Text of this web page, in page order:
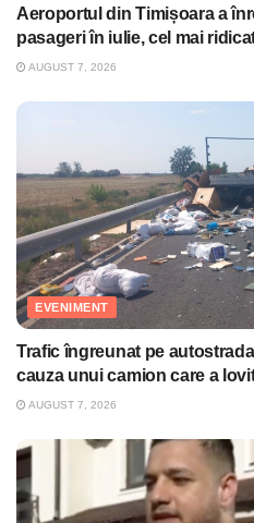
Aeroportul din Timișoara a
pasageri în iulie, cel mai
AUGUST 7, 2026
EVENIMENT
Trafic îngreunat pe
cauza unui camion care a
AUGUST 7, 2026